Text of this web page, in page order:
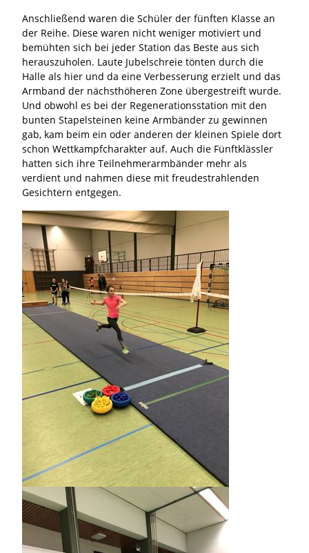
Anschließend waren die Schüler der fünften Klasse an
der Reihe. Diese waren nicht weniger motiviert und
bemühten sich bei jeder Station das Beste aus sich
herauszuholen. Laute Jubelschreie tönten durch die
Halle als hier und da eine Verbesserung erzielt und das
Armband der nächsthöheren Zone übergestreift wurde.
Und obwohl es bei der Regenerationsstation mit den
bunten Stapelsteinen keine Armbänder zu gewinnen
gab, kam beim ein oder anderen der kleinen Spiele dort
schon Wettkampfcharakter auf. Auch die Fünftklässler
hatten sich ihre Teilnehmerarmbänder mehr als
verdient und nahmen diese mit freudestrahlenden
Gesichtern entgegen.